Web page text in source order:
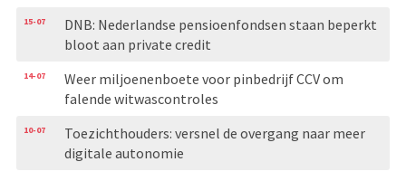
15-07
DNB: Nederlandse pensioenfondsen staan beperkt
bloot aan private credit
14-07
Weer miljoenenboete voor pinbedrijf CCV om
falende witwascontroles
10-07
Toezichthouders: versnel de overgang naar meer
digitale autonomie